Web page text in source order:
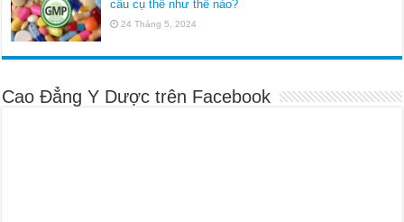
cầu cụ thể như thế nào?
24 Tháng 5, 2024
Cao Đẳng Y Dược trên Facebook